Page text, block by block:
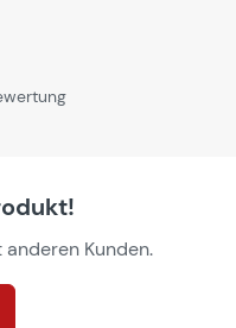
von 0 von 5 Sternen
Kunden.